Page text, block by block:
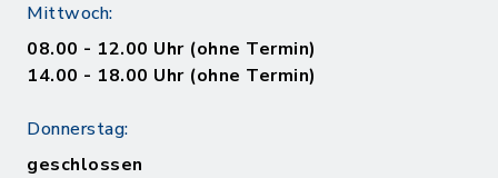
Mittwoch:
08.00 - 12.00 Uhr (ohne Termin)
14.00 - 18.00 Uhr (ohne Termin)
Donnerstag:
geschlossen